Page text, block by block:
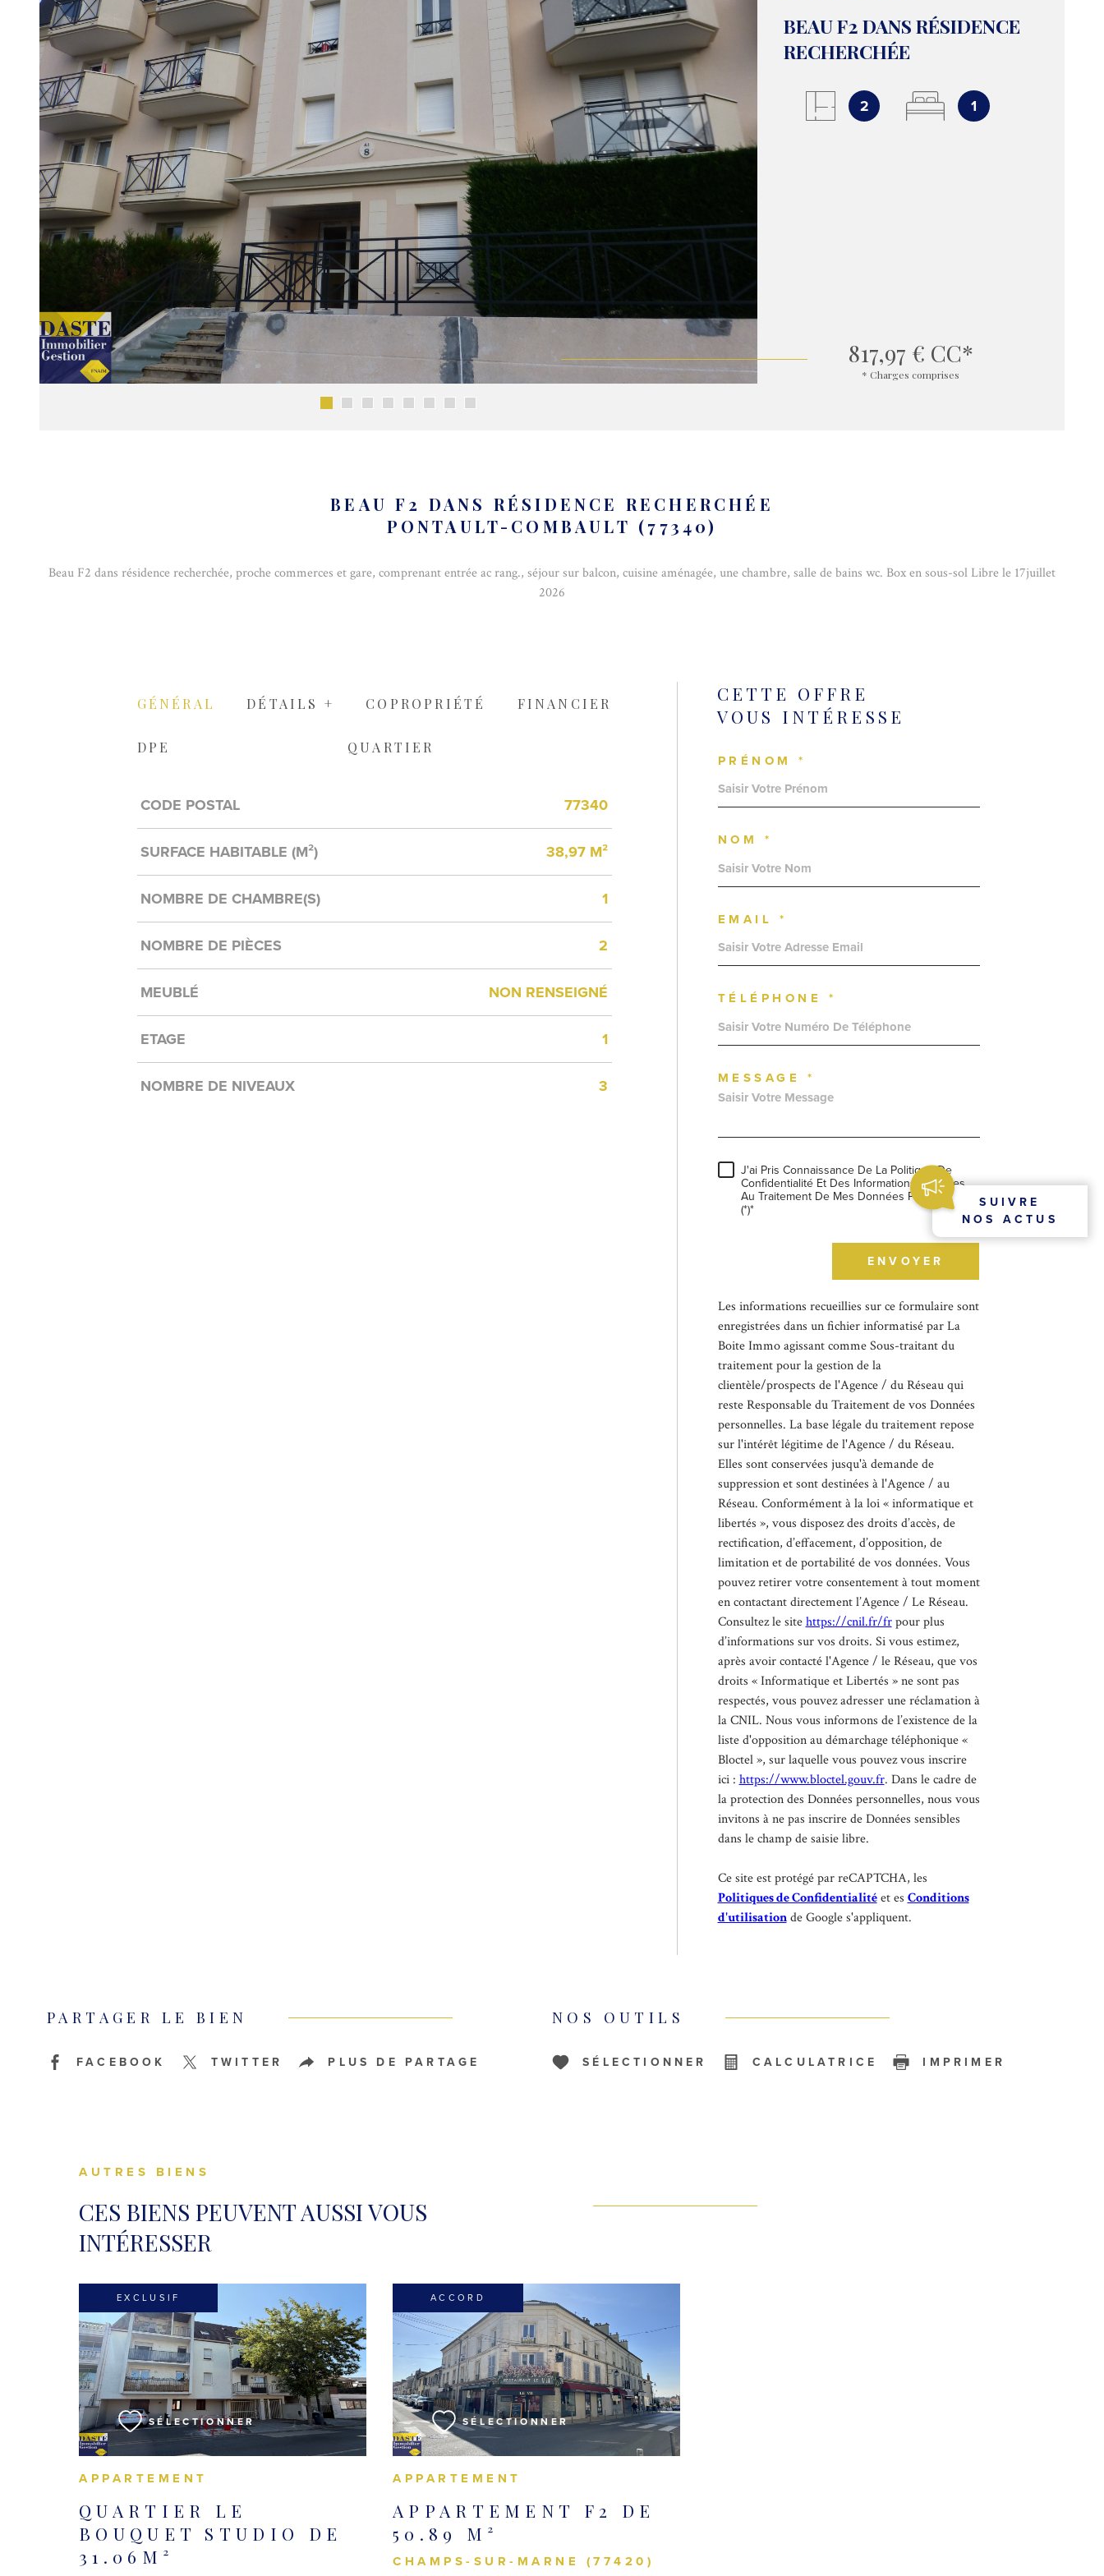
BEAU F2 DANS RÉSIDENCE
RECHERCHÉE
2 1
817,97 € CC*
* Charges comprises
BEAU F2 DANS RÉSIDENCE RECHERCHÉE
PONTAULT-COMBAULT (77340)
Beau F2 dans résidence recherchée, proche commerces et gare, comprenant entrée ac rang., séjour sur balcon, cuisine aménagée, une chambre, salle de bains wc. Box en sous-sol Libre le 17juillet
2026
GÉNÉRAL DÉTAILS + COPROPRIÉTÉ FINANCIER
DPE QUARTIER
Caractérisque Valeurs
CODE POSTAL 77340
SURFACE HABITABLE (M²) 38,97 M²
NOMBRE DE CHAMBRE(S) 1
NOMBRE DE PIÈCES 2
MEUBLÉ NON RENSEIGNÉ
ETAGE 1
NOMBRE DE NIVEAUX 3
CETTE OFFRE
VOUS INTÉRESSE
PRÉNOM *
NOM *
EMAIL *
TÉLÉPHONE *
MESSAGE *
J'ai Pris Connaissance De La Politique De
Confidentialité Et Des Informations Relatives
Au Traitement De Mes Données Personnelles
(*)*
ENVOYER
Les informations recueillies sur ce formulaire sont
enregistrées dans un fichier informatisé par La
Boite Immo agissant comme Sous-traitant du
traitement pour la gestion de la
clientèle/prospects de l'Agence / du Réseau qui
reste Responsable du Traitement de vos Données
personnelles. La base légale du traitement repose
sur l'intérêt légitime de l'Agence / du Réseau.
Elles sont conservées jusqu'à demande de
suppression et sont destinées à l'Agence / au
Réseau. Conformément à la loi « informatique et
libertés », vous disposez des droits d’accès, de
rectification, d’effacement, d’opposition, de
limitation et de portabilité de vos données. Vous
pouvez retirer votre consentement à tout moment
en contactant directement l’Agence / Le Réseau.
Consultez le sitehttps://cnil.fr/frpour plus
d’informations sur vos droits. Si vous estimez,
après avoir contacté l'Agence / le Réseau, que vos
droits « Informatique et Libertés » ne sont pas
respectés, vous pouvez adresser une réclamation à
la CNIL. Nous vous informons de l’existence de la
liste d'opposition au démarchage téléphonique «
Bloctel », sur laquelle vous pouvez vous inscrire
ici : https://www.bloctel.gouv.fr. Dans le cadre de
la protection des Données personnelles, nous vous
invitons à ne pas inscrire de Données sensibles
dans le champ de saisie libre.
Ce site est protégé par reCAPTCHA, les
Politiques de Confidentialitéet es Conditions
d'utilisationde Google s'appliquent.
PARTAGER LE BIEN
FACEBOOK TWITTER PLUS DE PARTAGE
NOS OUTILS
SÉLECTIONNER CALCULATRICE IMPRIMER
AUTRES BIENS
CES BIENS PEUVENT AUSSI VOUS
INTÉRESSER
APPARTEMENT
QUARTIER LE
BOUQUET STUDIO DE
31.06M²
EXCLUSIF
SÉLECTIONNER
VOIR LE BIEN
APPARTEMENT
APPARTEMENT F2 DE
50.89 M²
CHAMPS-SUR-MARNE (77420)
ACCORD
SÉLECTIONNER
VOIR LE BIEN
SUIVRE
NOS ACTUS